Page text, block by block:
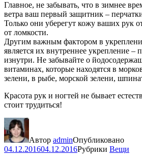
Главное, не забывать, что в зимнее
ветра ваш первый защитник –
Только они уберегут кожу ваших рук
от ломкости.
Другим важным фактором в
является их внутреннее укрепление –
изнутри. Не забывайте о
витаминах, которые находятся в
зелени, в рыбе, морской зелени,
Красота рук и ногтей не бывает
стоит трудиться!
Автор adminОпубликовано
04.12.201604.12.2016Рубрики Вещи